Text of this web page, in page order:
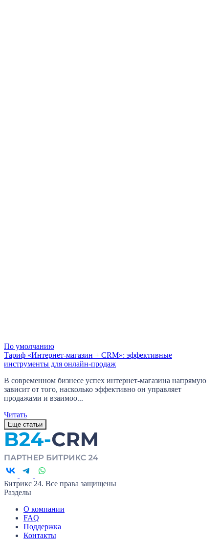
По умолчанию
Тариф «Интернет-магазин + CRM»: эффективные
инструменты для онлайн-продаж
В современном бизнесе успех интернет-магазина напрямую
зависит от того, насколько эффективно он управляет
продажами и взаимоо...
Читать
Еще статьи
Битрикс 24. Все права защищены
Разделы
О компании
FAQ
Поддержка
Контакты